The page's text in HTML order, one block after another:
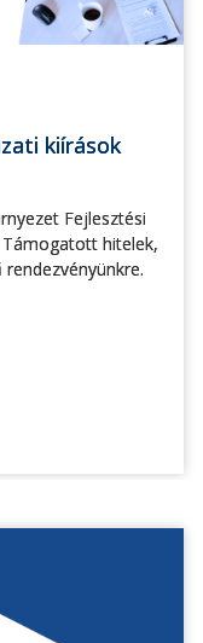
kiírások
Fejlesztési
hitelek,